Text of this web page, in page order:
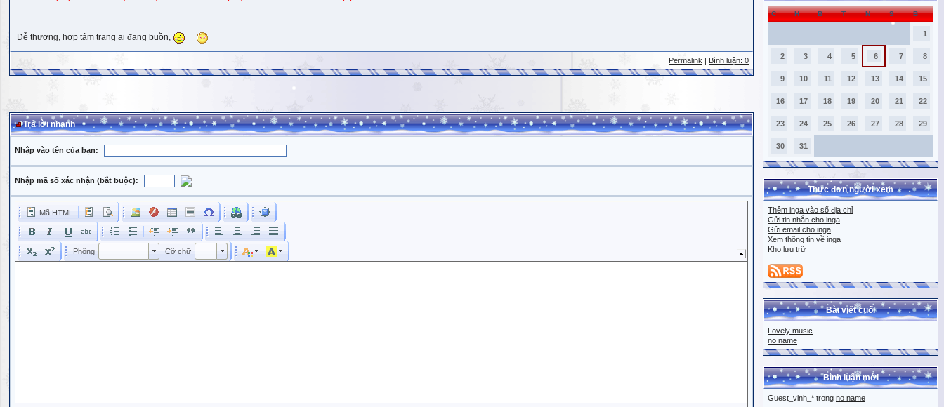
Dễ thương, hợp tâm trạng ai đang buồn,
Permalink Bình luận: 0
Trả lời nhanh
Nhập vào tên của bạn:
Nhập mã số xác nhận (bắt buộc):
Mã HTML
Phông Cỡ chữ Kích cỡ phông
C H B T N S B
1
2 3 4 5 6 7 8
9 10 11 12 13 14 15
16 17 18 19 20 21 22
23 24 25 26 27 28 29
30 31
Thực đơn người xem
Thêm inga vào sổ địa chỉ
Gửi tin nhắn cho inga
Gửi email cho inga
Xem thông tin về inga
Kho lưu trữ
Bài viết cuối
Lovely music
no name
Bình luận mới
Guest_vinh_* trong no name